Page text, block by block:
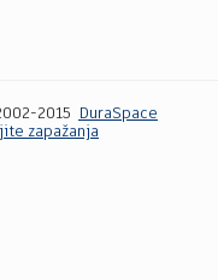
2015
DuraSpace
zapažanja